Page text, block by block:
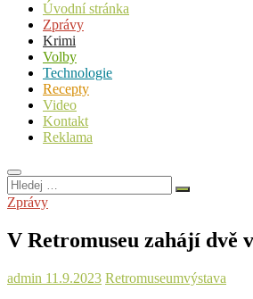
Úvodní stránka
Zprávy
Krimi
Volby
Technologie
Recepty
Video
Kontakt
Reklama
Hledej
…
Zprávy
V Retromuseu zahájí dvě
admin 11.9.2023 Retromuseumvýstava